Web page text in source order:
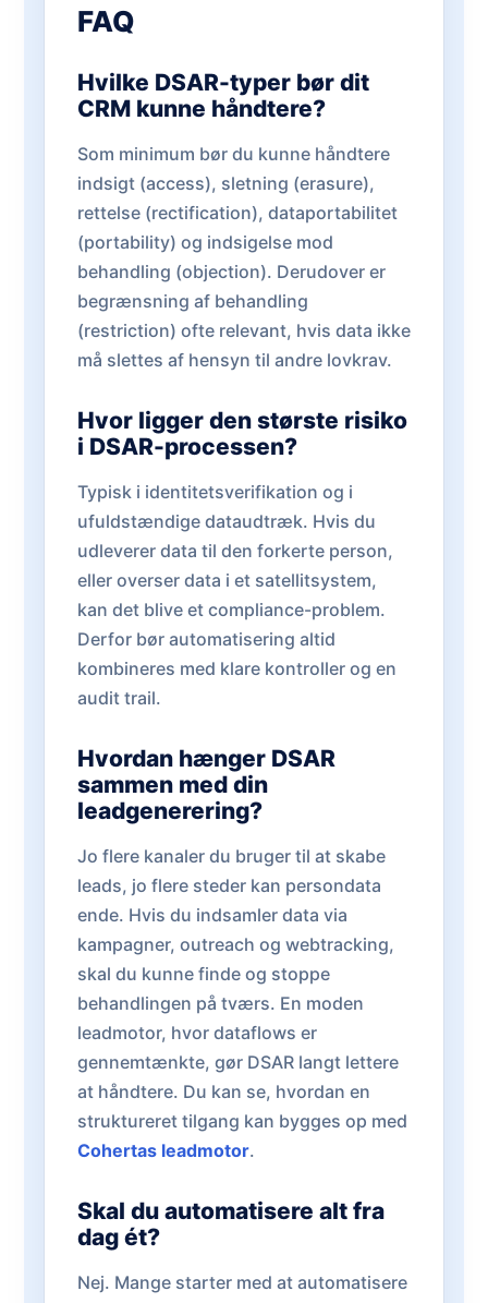
FAQ
Hvilke DSAR-typer bør dit
CRM kunne håndtere?
Som minimum bør du kunne håndtere
indsigt (access), sletning (erasure),
rettelse (rectification), dataportabilitet
(portability) og indsigelse mod
behandling (objection). Derudover er
begrænsning af behandling
(restriction) ofte relevant, hvis data ikke
må slettes af hensyn til andre lovkrav.
Hvor ligger den største risiko
i DSAR-processen?
Typisk i identitetsverifikation og i
ufuldstændige dataudtræk. Hvis du
udleverer data til den forkerte person,
eller overser data i et satellitsystem,
kan det blive et compliance-problem.
Derfor bør automatisering altid
kombineres med klare kontroller og en
audit trail.
Hvordan hænger DSAR
sammen med din
leadgenerering?
Jo flere kanaler du bruger til at skabe
leads, jo flere steder kan persondata
ende. Hvis du indsamler data via
kampagner, outreach og webtracking,
skal du kunne finde og stoppe
behandlingen på tværs. En moden
leadmotor, hvor dataflows er
gennemtænkte, gør DSAR langt lettere
at håndtere. Du kan se, hvordan en
struktureret tilgang kan bygges op med
Cohertas leadmotor.
Skal du automatisere alt fra
dag ét?
Nej. Mange starter med at automatisere